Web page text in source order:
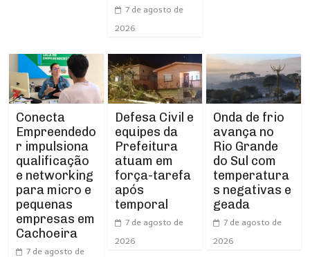
7 de agosto de
2026
Conecta
Empreendedo
r impulsiona
qualificação
e networking
para micro e
pequenas
empresas em
Cachoeira
7 de agosto de
Defesa Civil e
equipes da
Prefeitura
atuam em
força-tarefa
após
temporal
7 de agosto de
2026
Onda de frio
avança no
Rio Grande
do Sul com
temperatura
s negativas e
geada
7 de agosto de
2026